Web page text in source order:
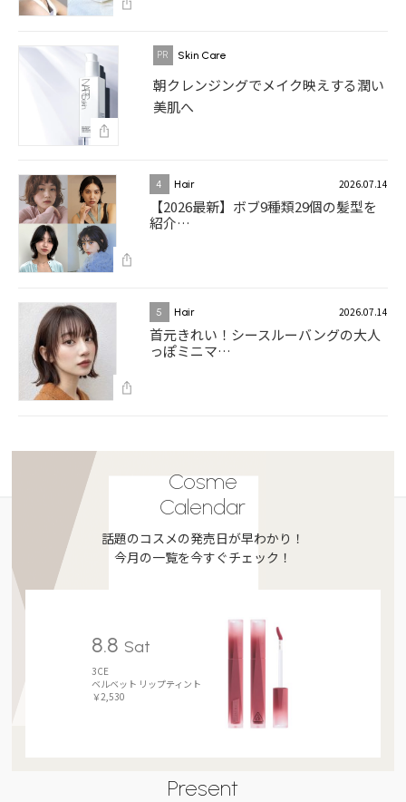
Skin Care
朝クレンジングでメイク映えする潤い
美肌へ
4 Hair 2026.07.14
【2026最新】ボブ9種類29個の髪型を
紹介…
5 Hair 2026.07.14
首元きれい！シースルーバングの大人
っぽミニマ…
Cosme
Calendar
話題のコスメの発売日が早わかり！
今月の一覧を今すぐチェック！
8.8 Sat
3CE
ベルベット リップティント
￥2,530
Present